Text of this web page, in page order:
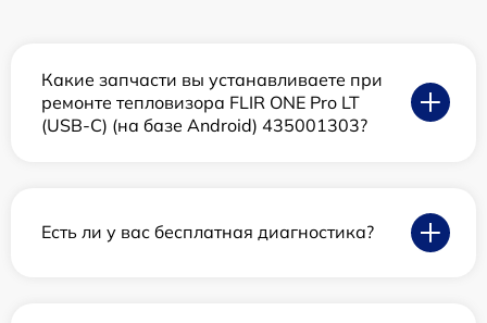
Какие запчасти вы устанавливаете при
ремонте тепловизора FLIR ONE Pro LT
(USB-C) (на базе Android) 435001303?
Есть ли у вас бесплатная диагностика?